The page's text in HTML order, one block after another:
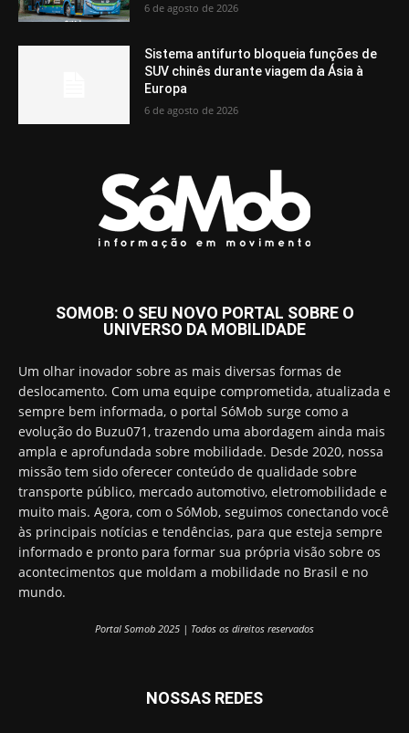
6 de agosto de 2026
Sistema antifurto bloqueia funções de
SUV chinês durante viagem da Ásia à
Europa
6 de agosto de 2026
SOMOB: O SEU NOVO PORTAL SOBRE O
UNIVERSO DA MOBILIDADE
Um olhar inovador sobre as mais diversas formas de
deslocamento. Com uma equipe comprometida, atualizada e
sempre bem informada, o portal SóMob surge como a
evolução do Buzu071, trazendo uma abordagem ainda mais
ampla e aprofundada sobre mobilidade. Desde 2020, nossa
missão tem sido oferecer conteúdo de qualidade sobre
transporte público, mercado automotivo, eletromobilidade e
muito mais. Agora, com o SóMob, seguimos conectando você
às principais notícias e tendências, para que esteja sempre
informado e pronto para formar sua própria visão sobre os
acontecimentos que moldam a mobilidade no Brasil e no
mundo.
Portal Somob 2025 | Todos os direitos reservados
NOSSAS REDES